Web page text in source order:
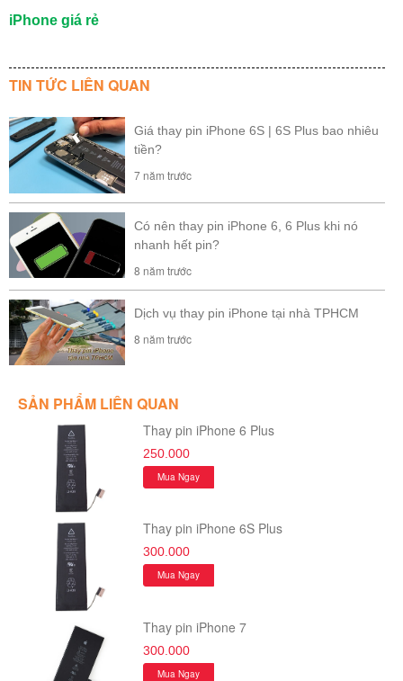
iPhone giá rẻ
TIN TỨC LIÊN QUAN
Giá thay pin iPhone 6S | 6S Plus bao nhiêu
tiền?
7 năm trước
Có nên thay pin iPhone 6, 6 Plus khi nó
nhanh hết pin?
8 năm trước
Dịch vụ thay pin iPhone tại nhà TPHCM
8 năm trước
SẢN PHẨM LIÊN QUAN
Thay pin iPhone 6 Plus
250.000
Mua Ngay
Thay pin iPhone 6S Plus
300.000
Mua Ngay
Thay pin iPhone 7
300.000
Mua Ngay